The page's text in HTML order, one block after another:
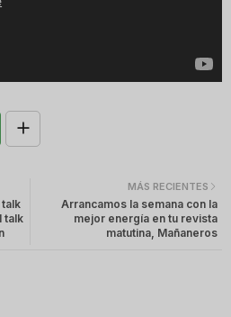
MÁS RECIENTES
Arrancamos la semana con la
mejor energía en tu revista
matutina, Mañaneros
talk